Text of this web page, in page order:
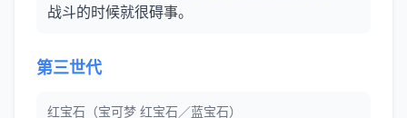
战斗的时候就很碍事。
第三世代
红宝石（宝可梦 红宝石／蓝宝石）